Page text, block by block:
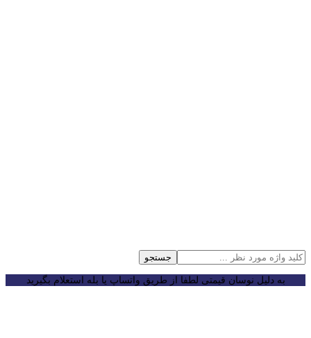
جستجو
به دلیل نوسان قیمتی لطفا از طریق واتساپ یا بله استعلام بگیرید